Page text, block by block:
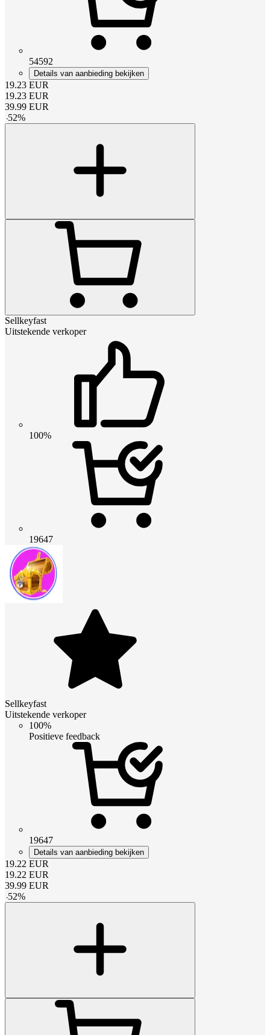
54592
Details van aanbieding bekijken
19.23 EUR
19.23 EUR
39.99 EUR
-52%
Sellkeyfast
Uitstekende verkoper
100%
19647
Sellkeyfast
Uitstekende verkoper
100%
Positieve feedback
19647
Details van aanbieding bekijken
19.22 EUR
19.22 EUR
39.99 EUR
-52%